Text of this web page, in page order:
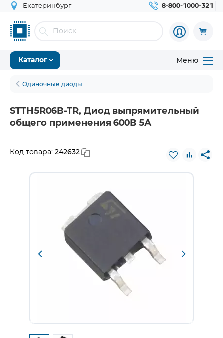
Екатеринбург 8-800-1000-321
Каталог Меню
Одиночные диоды
STTH5R06B-TR, Диод выпрямительный
общего применения 600В 5А
Код товара: 242632